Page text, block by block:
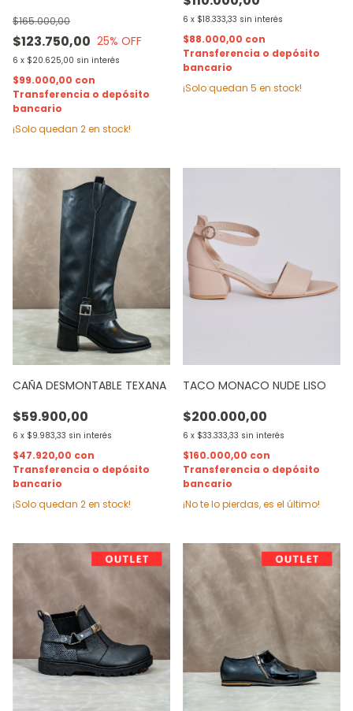
$123.750,00
$165.000,00
25% OFF
6 x $20.625,00 sin interés
$99.000,00 con
Transferencia o depósito
bancario
¡Solo quedan 2en stock!
6 x $18.333,33 sin interés
$88.000,00 con
Transferencia o depósito
bancario
¡Solo quedan 5 en stock!
CAÑA DESMONTABLE TEXANA
$59.900,00
6 x $9.983,33 sin interés
$47.920,00 con
Transferencia o depósito
bancario
¡Solo quedan 2en stock!
TACO MONACO NUDE LISO
$200.000,00
6 x $33.333,33 sin interés
$160.000,00 con
Transferencia o depósito
bancario
¡No te lo pierdas, es el último!